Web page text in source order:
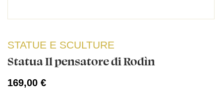
STATUE E SCULTURE
Statua Il pensatore di Rodìn
169,00 €